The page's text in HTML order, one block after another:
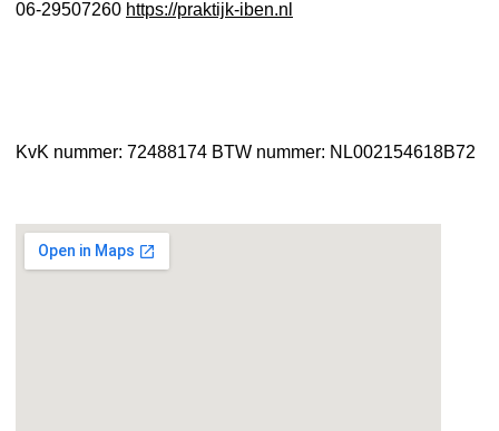
06-29507260 https://praktijk-iben.nl
KvK nummer: 72488174 BTW nummer: NL002154618B72